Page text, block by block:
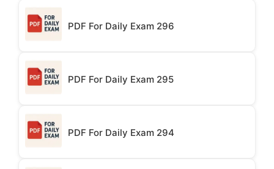
PDF For Daily Exam 296
PDF For Daily Exam 295
PDF For Daily Exam 294